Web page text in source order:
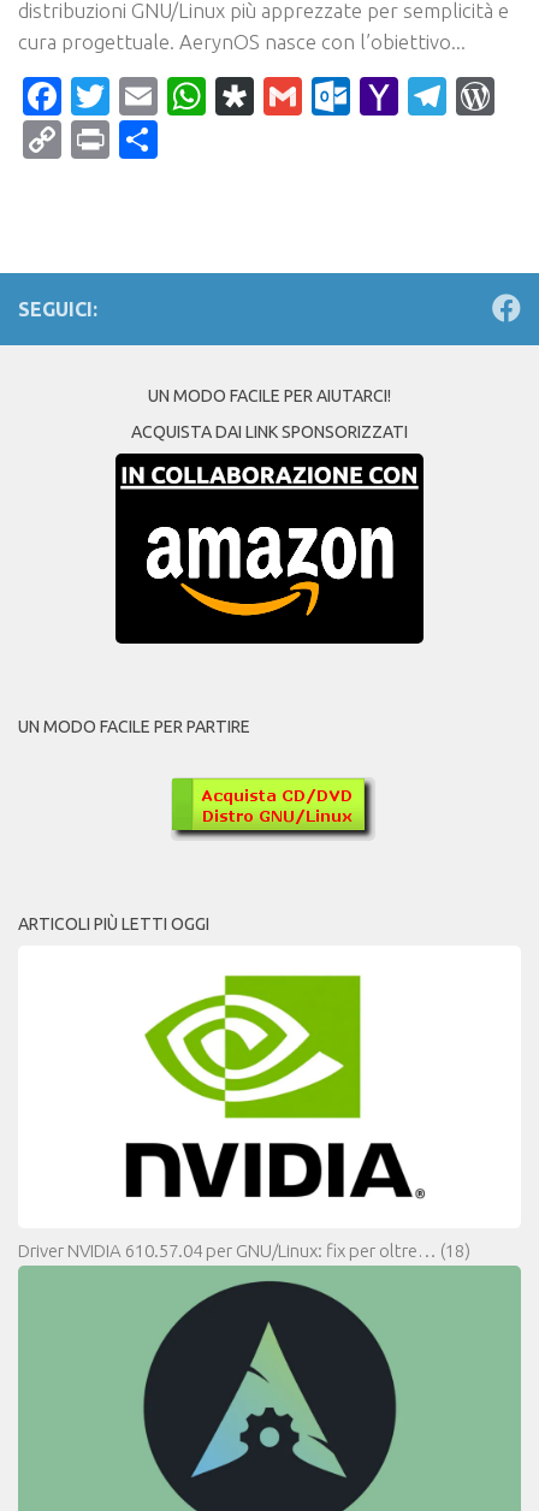
distribuzioni GNU/Linux più apprezzate per semplicità e
cura progettuale. AerynOS nasce con l’obiettivo...
Facebook
Twitter
EmailWhatsApp
Diaspora
Gmail Yahoo
CopyPrint
SEGUICI:
UN MODO FACILE PER AIUTARCI!
ACQUISTA DAI LINK SPONSORIZZATI
UN MODO FACILE PER PARTIRE
ARTICOLI PIÙ LETTI OGGI
Driver NVIDIA 610.57.04 per GNU/Linux: fix per oltre… (18)